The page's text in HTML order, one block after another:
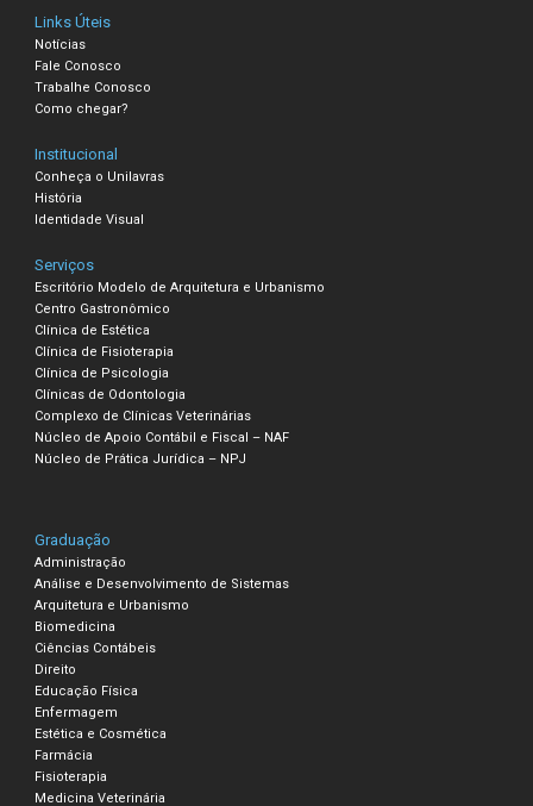
Links Úteis
Notícias
Fale Conosco
Trabalhe Conosco
Como chegar?
Institucional
Conheça o Unilavras
História
Identidade Visual
Serviços
Escritório Modelo de Arquitetura e Urbanismo
Centro Gastronômico
Clínica de Estética
Clínica de Fisioterapia
Clínica de Psicologia
Clínicas de Odontologia
Complexo de Clínicas Veterinárias
Núcleo de Apoio Contábil e Fiscal – NAF
Núcleo de Prática Jurídica – NPJ
Graduação
Administração
Análise e Desenvolvimento de Sistemas
Arquitetura e Urbanismo
Biomedicina
Ciências Contábeis
Direito
Educação Física
Enfermagem
Estética e Cosmética
Farmácia
Fisioterapia
Medicina Veterinária